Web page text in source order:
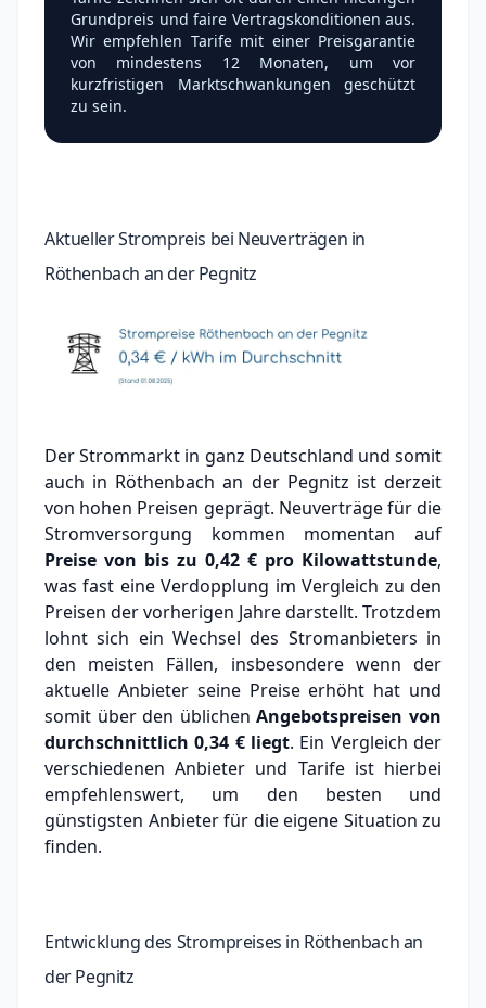
Grundpreis und faire Vertragskonditionen aus.
Wir empfehlen Tarife mit einer Preisgarantie
von mindestens 12 Monaten, um vor
kurzfristigen Marktschwankungen geschützt
zu sein.
Aktueller Strompreis bei Neuverträgen in
Röthenbach an der Pegnitz
Der Strommarkt in ganz Deutschland und somit
auch in Röthenbach an der Pegnitz ist derzeit
von hohen Preisen geprägt. Neuverträge für die
Stromversorgung kommen momentan auf
Preise von bis zu 0,42 € pro Kilowattstunde,
was fast eine Verdopplung im Vergleich zu den
Preisen der vorherigen Jahre darstellt. Trotzdem
lohnt sich ein Wechsel des Stromanbieters in
den meisten Fällen, insbesondere wenn der
aktuelle Anbieter seine Preise erhöht hat und
somit über den üblichenAngebotspreisen von
durchschnittlich0,34 €liegt. Ein Vergleich der
verschiedenen Anbieter und Tarife ist hierbei
empfehlenswert, um den besten und
günstigsten Anbieter für die eigene Situation zu
finden.
Entwicklung des Strompreises in Röthenbach an
der Pegnitz